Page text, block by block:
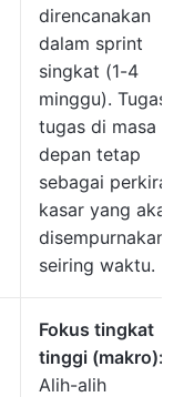
direncanakan
dalam sprint
singkat (1-4
minggu). Tugas-
tugas di masa
depan tetap
sebagai
kasar yang akan
disempurnakan
seiring waktu.
Fokus tingkat
tinggi (makro):
Alih-alih